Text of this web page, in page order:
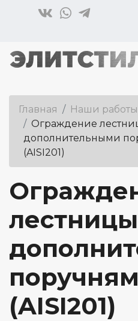
Главная
Наши работы
Ограждение
дополнительными
(AISI201)
(AISI201)